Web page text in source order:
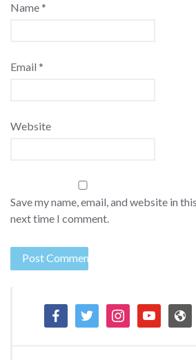
Name*
Email *
Website
Save my name, email, and website in
next time I comment.
facebooktwitter instagramyoutubeadmin-
site